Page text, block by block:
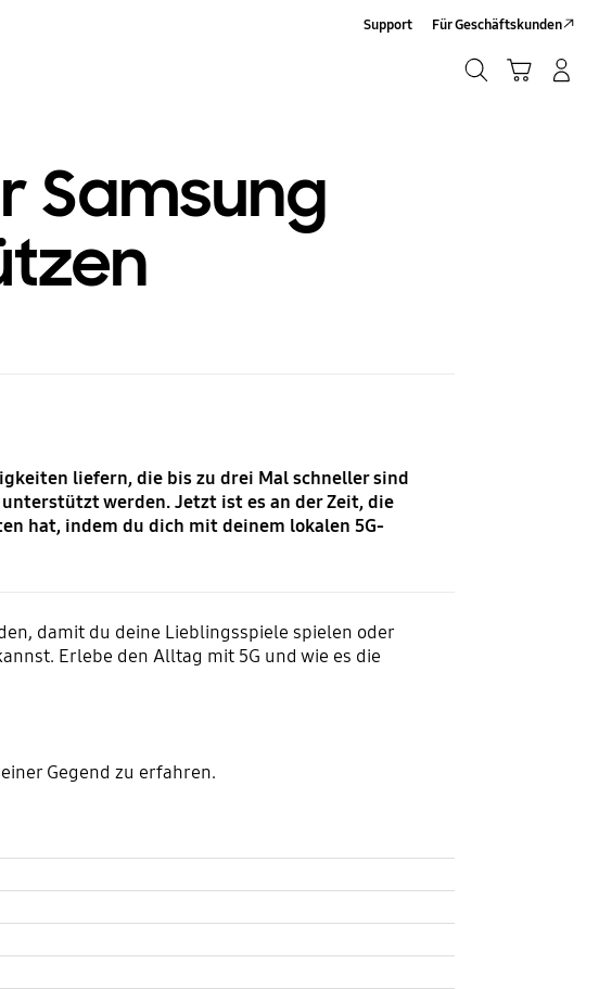
Support Für Geschäftskunden
Samsung
liefern, die bis zu drei Mal schneller sind
werden. Jetzt ist es an der Zeit, die
hat, indem du dich mit deinem lokalen 5G-
damit du deine Lieblingsspiele spielen oder
Erlebe den Alltag mit 5G und wie es die
Gegend zu erfahren.